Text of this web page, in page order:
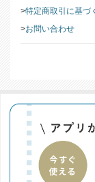
特定商取引に基づ
お問い合わせ